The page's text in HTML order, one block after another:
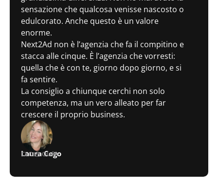
sensazione che qualcosa venisse nascosto o
edulcorato. Anche questo è un valore
enorme.
Next2Ad non è l’agenzia che fa il compitino e
stacca alle cinque. È l’agenzia che vorresti:
quella che è con te, giorno dopo giorno, e si
fa sentire.
La consiglio a chiunque cerchi non solo
competenza, ma un vero alleato per far
crescere il proprio business.
Laura Cogo
CEO @ Olallà